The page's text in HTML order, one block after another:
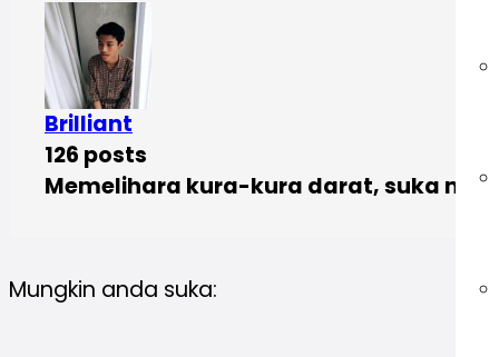
Brilliant
126 posts
Memelihara kura-kura darat, suka
Mungkin anda suka: